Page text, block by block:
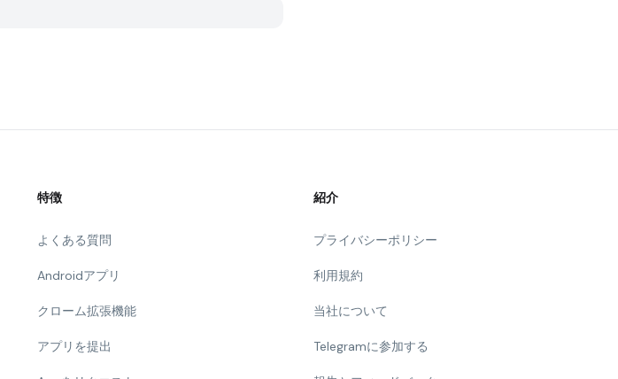
特徴
よくある質問
Androidアプリ
クローム拡張機能
アプリを提出
紹介
プライバシーポリシー
利用規約
当社について
Telegramに参加する